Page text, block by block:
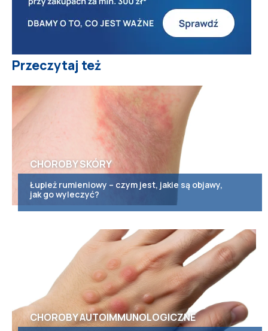
Przeczytaj też
CHOROBY SKÓRY
Łupież rumieniowy – czym jest, jakie są objawy,
jak go wyleczyć?
CHOROBY AUTOIMMUNOLOGICZNE